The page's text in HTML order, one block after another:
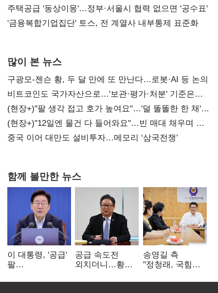
진실 밝혀야"
주택공급 '동상이몽'…정부·서울시 협력 없으면 '공수표'
'금융복합기업집단' 토스, 전 계열사 내부통제 표준화
많이 본 뉴스
구광모-젠슨 황, 두 달 만에 또 만난다…로봇·AI 등 논의
비트코인도 국가자산으로…'보관·평가·처분' 기준은
숙제
(현장+)"팔 생각 접고 호가 높여요"…'덜 똘똘한 한 채'
20억 키맞추기
(현장+)"12일엔 물건 다 들어와요"…빈 매대 채우며 문
연 홈플러스
중국 이어 대만도 설비투자…메모리 ‘삼국전쟁’
함께 볼만한 뉴스
이 대통령, '공급'
팔
여 내부선
공급 속도전
외치더니…황희,
리모델링' 제안
송영길 측
"정청래, 국힘
민주당 대표로